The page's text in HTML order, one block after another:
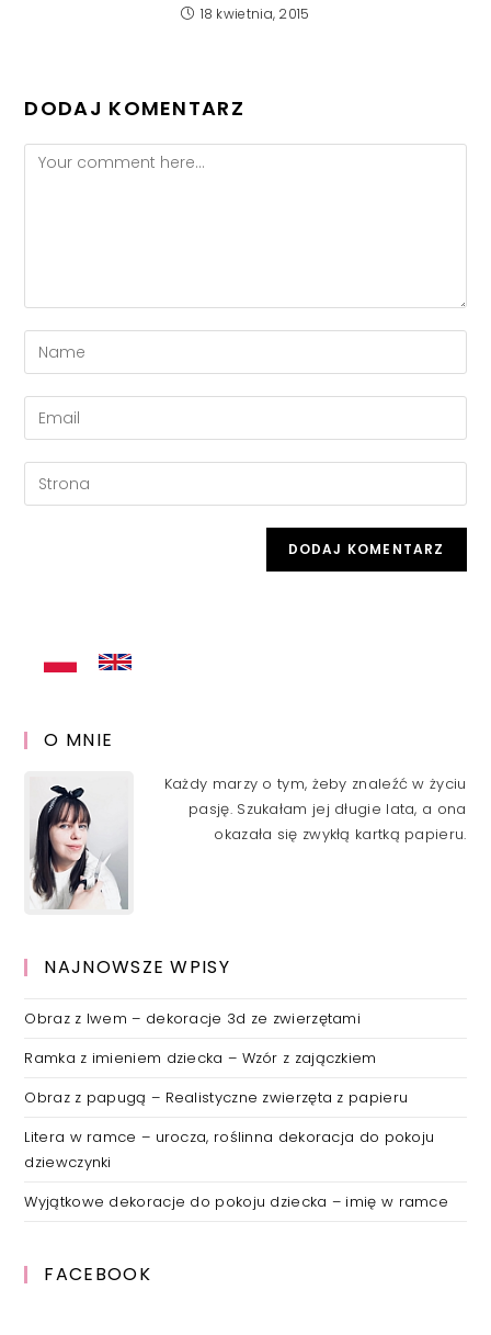
18 kwietnia, 2015
DODAJ KOMENTARZ
Comment
Enter
your
name
or
to
comment
Enter
your
email
address
Enter
your
O MNIE
Każdy marzy o tym, żeby znaleźć w życiu
pasję. Szukałam jej długie lata, a ona
okazała się zwykłą kartką papieru.
NAJNOWSZE WPISY
Obraz z lwem – dekoracje 3d ze zwierzętami
Ramka z imieniem dziecka – Wzór z zajączkiem
Obraz z papugą – Realistyczne zwierzęta z papieru
Litera w ramce – urocza, roślinna dekoracja do pokoju
dziewczynki
Wyjątkowe dekoracje do pokoju dziecka – imię w ramce
FACEBOOK